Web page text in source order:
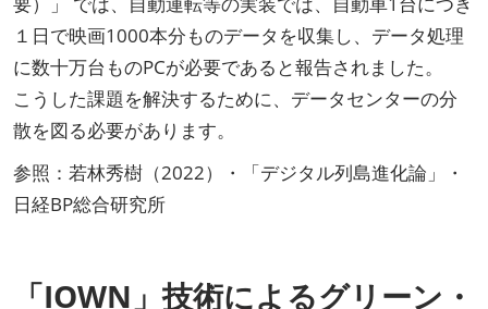
１日で映画1000本分ものデータを収集し、データ処理
に数十万台ものPCが必要であると報告されました。
こうした課題を解決するために、データセンターの分
散を図る必要があります。
参照：若林秀樹（2022）・「デジタル列島進化論」・
日経BP総合研究所
「IOWN」技術によるグリーン・